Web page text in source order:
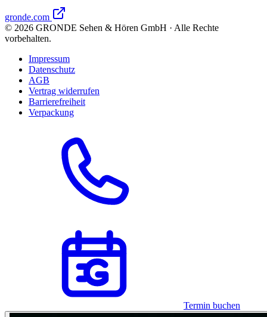
gronde.com
© 2026 GRONDE Sehen & Hören GmbH · Alle Rechte
vorbehalten.
Impressum
Datenschutz
AGB
Vertrag widerrufen
Barrierefreiheit
Verpackung
Termin buchen